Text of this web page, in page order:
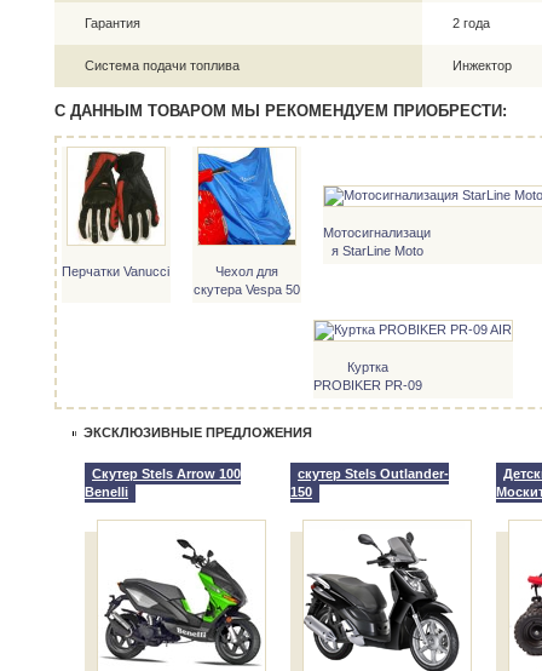
Гарантия 2 года
Система подачи топлива Инжектор
С ДАННЫМ ТОВАРОМ МЫ РЕКОМЕНДУЕМ ПРИОБРЕСТИ:
Перчатки Vanucci
Чехол для
скутера Vespa 50
Мотосигнализаци
я StarLine Moto
Куртка
PROBIKER PR-09
ЭКСКЛЮЗИВНЫЕ ПРЕДЛОЖЕНИЯ
Скутер Stels Arrow 100
Benelli
скутер Stels Outlander-
150